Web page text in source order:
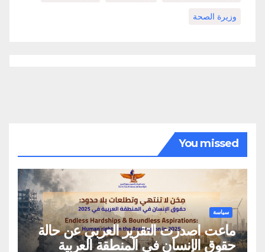
وزيرة الصحة
You missed
سياسة
ماعت اصدرت التقرير العربي عن حالة
حقوق الإنسان في المنطقة العربية